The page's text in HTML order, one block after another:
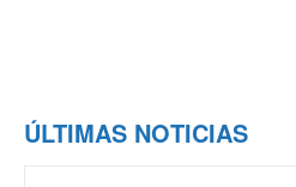
ÚLTIMAS NOTICIAS